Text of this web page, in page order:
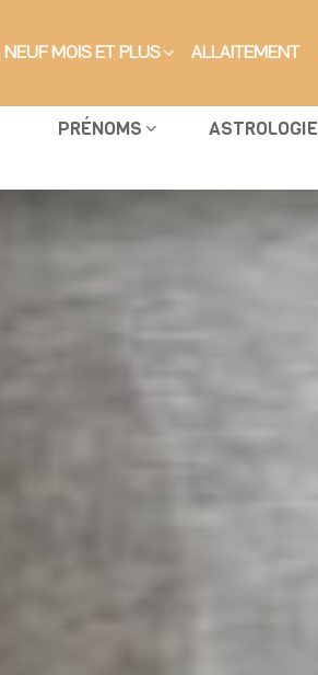
NEUF MOIS ET PLUS ALLAITEMENT
PRÉNOMS ASTROLOGIE